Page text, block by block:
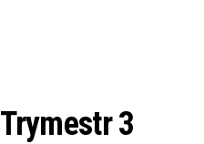
Trymestr 3